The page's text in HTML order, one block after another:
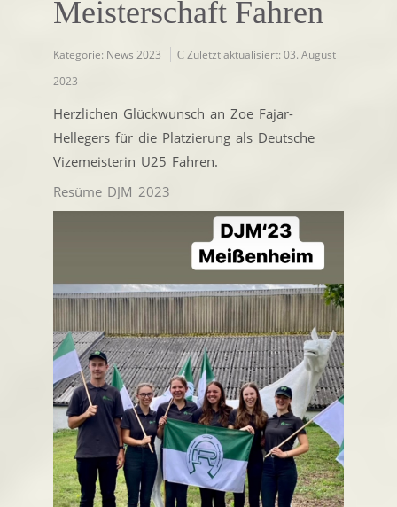
Meisterschaft Fahren
Kategorie: News 2023
Zuletzt aktualisiert: 03. August
2023
Herzlichen Glückwunsch an Zoe Fajar-
Hellegers für die Platzierung als Deutsche
Vizemeisterin U25 Fahren.
Resüme DJM 2023